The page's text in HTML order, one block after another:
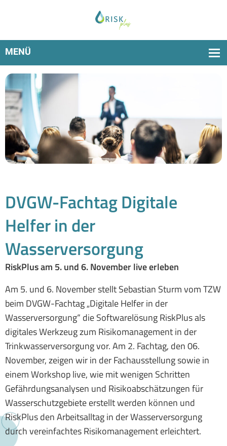
RiskPlus am 5. und 6. November 2024 live erleben
DVGW-Fachtag Digitale
Helfer in der
Wasserversorgung
RiskPlus am 5. und 6. November live erleben
Am 5. und 6. November stellt Sebastian Sturm vom TZW
beim DVGW-Fachtag „Digitale Helfer in der
Wasserversorgung“ die Softwarelösung RiskPlus als
digitales Werkzeug zum Risikomanagement in der
Trinkwasserversorgung vor. Am 2. Fachtag, den 06.
November, zeigen wir in der Fachausstellung sowie in
einem Workshop live, wie mit wenigen Schritten
Gefährdungsanalysen und Risikoabschätzungen für
Wasserschutzgebiete erstellt werden können und
RiskPlus den Arbeitsalltag in der Wasserversorgung
durch vereinfachtes Risikomanagement erleichtert.